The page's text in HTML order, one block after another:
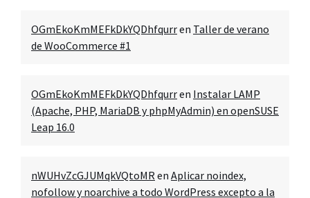
OGmEkoKmMEFkDkYQDhfqurren Taller de verano
de WooCommerce #1
OGmEkoKmMEFkDkYQDhfqurren Instalar LAMP
(Apache, PHP, MariaDB y phpMyAdmin) en openSUSE
Leap 16.0
nWUHvZcGJUMqkVQtoMRen Aplicar noindex,
nofollow y noarchive a todo WordPress excepto a la